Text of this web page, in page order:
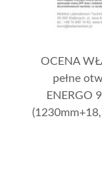
OCENA
pełne
ENERGO